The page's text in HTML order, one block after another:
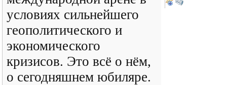
условиях сильнейшего
геополитического и
экономического
кризисов. Это всё о нём,
о сегодняшнем юбиляре.